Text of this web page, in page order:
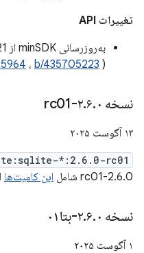
تغییرات API
به‌روزرسانی minSDK از API 21 به API 23 (
، b/435705223 )
نسخه ۲ .۶.۰-rc01
۱۳ آگوست ۲۰۲۵
*:2.6.0-rc01
2.6.0-rc01 شامل
این کامیت‌ها
نسخه ۲ .۶.۰-بتا۰۱
۱ آگوست ۲۰۲۵